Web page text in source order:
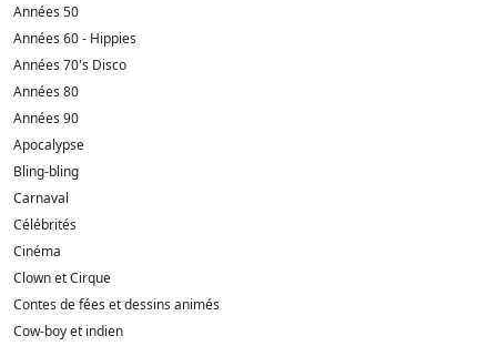
Années 50
Années 60 - Hippies
Années 70's Disco
Années 80
Années 90
Apocalypse
Bling-bling
Carnaval
Célébrités
Cinéma
Clown et Cirque
Contes de fées et dessins animés
Cow-boy et indien